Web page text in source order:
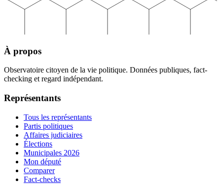
À propos
Observatoire citoyen de la vie politique. Données publiques, fact-
checking et regard indépendant.
Représentants
Tous les représentants
Partis politiques
Affaires judiciaires
Élections
Municipales 2026
Mon député
Comparer
Fact-checks